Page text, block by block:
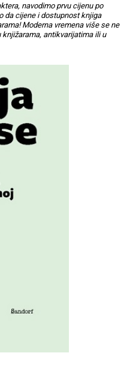
navodimo prvu cijenu po
da cijene i dostupnost knjiga
Moderna vremena više se ne
antikvarijatima ili u